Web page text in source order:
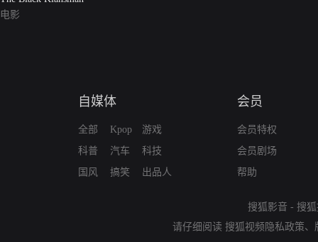
电影
自媒体
全部
科普
国风
Kpop
汽车
搞笑
游戏
科技
出品人
会员
会员特权
会员剧场
帮助
搜狐影音 - 搜
请仔细阅读 搜狐视频隐私政策、